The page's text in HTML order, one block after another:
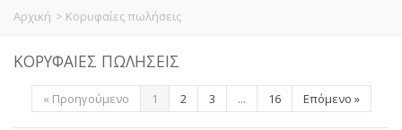
ΥΠΗΡΕΣΊΕΣ
BLOG
Αρχική > Κορυφαίες πωλήσεις
ΚΟΡΥΦΑΊΕΣ ΠΩΛΉΣΕΙΣ
« Προηγούμενο 1 2 3 ... 16 Επόμενο »